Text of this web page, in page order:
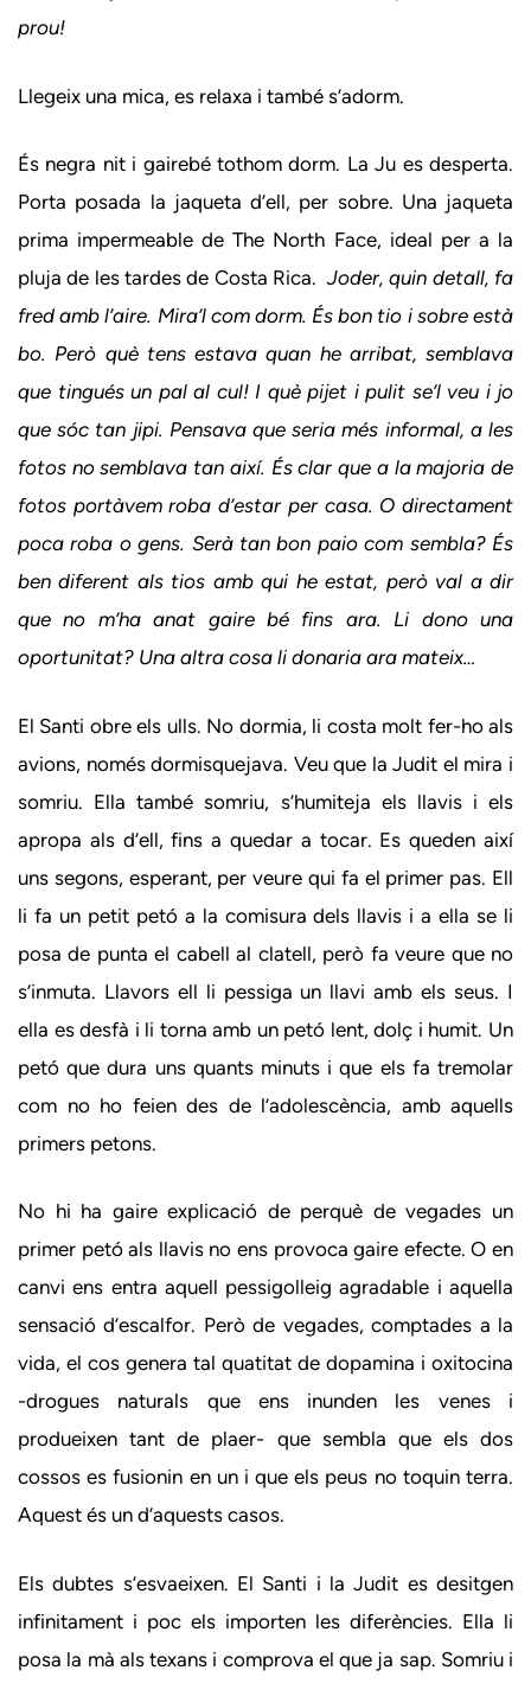
prou!
Llegeix una mica, es relaxa i també s’adorm.
És negra nit i gairebé tothom dorm. La Ju es desperta.
Porta posada la jaqueta d’ell, per sobre. Una jaqueta
prima impermeable de The North Face, ideal per a la
pluja de les tardes de Costa Rica.Joder, quin detall, fa
fred amb l’aire. Mira’l com dorm. És bon tio i sobre està
bo. Però què tens estava quan he arribat, semblava
que tingués un pal al cul! I què pijet i pulit se’l veu i jo
que sóc tan jipi. Pensava que seria més informal, a les
fotos no semblava tan així. És clar que a la majoria de
fotos portàvem roba d’estar per casa. O directament
poca roba o gens. Serà tan bon paio com sembla? És
ben diferent als tios amb qui he estat, però val a dir
que no m’ha anat gaire bé fins ara. Li dono una
oportunitat? Una altra cosa li donaria ara mateix…
El Santi obre els ulls. No dormia, li costa molt fer-ho als
avions, només dormisquejava. Veu que la Judit el mira i
somriu. Ella també somriu, s’humiteja els llavis i els
apropa als d’ell, fins a quedar a tocar. Es queden així
uns segons, esperant, per veure qui fa el primer pas. Ell
li fa un petit petó a la comisura dels llavis i a ella se li
posa de punta el cabell al clatell, però fa veure que no
s’inmuta. Llavors ell li pessiga un llavi amb els seus. I
ella es desfà i li torna amb un petó lent, dolç i humit. Un
petó que dura uns quants minuts i que els fa tremolar
com no ho feien des de l’adolescència, amb aquells
primers petons.
No hi ha gaire explicació de perquè de vegades un
primer petó als llavis no ens provoca gaire efecte. O en
canvi ens entra aquell pessigolleig agradable i aquella
sensació d’escalfor. Però de vegades, comptades a la
vida, el cos genera tal quatitat de dopamina i oxitocina
-drogues naturals que ens inunden les venes i
produeixen tant de plaer- que sembla que els dos
cossos es fusionin en un i que els peus no toquin terra.
Aquest és un d’aquests casos.
Els dubtes s’esvaeixen. El Santi i la Judit es desitgen
infinitament i poc els importen les diferències. Ella li
posa la mà als texans i comprova el que ja sap. Somriu i